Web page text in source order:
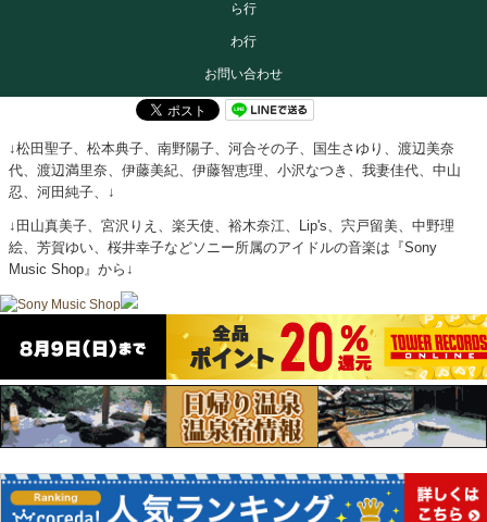
ら行
わ行
お問い合わせ
↓松田聖子、松本典子、南野陽子、河合その子、国生さゆり、渡辺美奈
代、渡辺満里奈、伊藤美紀、伊藤智恵理、小沢なつき、我妻佳代、中山
忍、河田純子、↓
↓田山真美子、宮沢りえ、楽天使、裕木奈江、Lip's、宍戸留美、中野理
絵、芳賀ゆい、桜井幸子などソニー所属のアイドルの音楽は『Sony
Music Shop』から↓